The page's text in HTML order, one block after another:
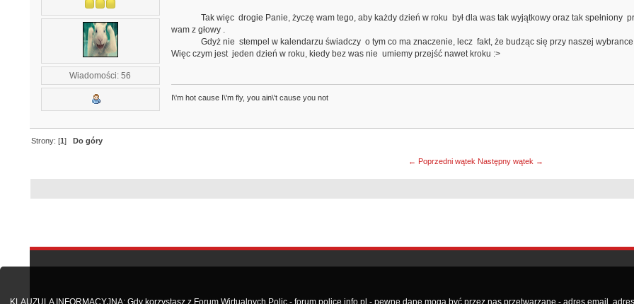
Wiadomości: 56
Tak więc drogie Panie, życzę wam tego, aby każdy dzień w roku był dla was tak wyjątkowy oraz tak spełniony
wam z głowy .
Gdyż nie stempel w kalendarzu świadczy o tym co ma znaczenie, lecz fakt, że budząc się przy naszej wybrance
Więc czym jest jeden dzień w roku, kiedy bez was nie umiemy przejść nawet kroku :>
I\'m hot cause I\'m fly, you ain\'t cause you not
Strony: [1]Do góry
← Poprzedni wątek Następny wątek →
KLAUZULA INFORMACYJNA: Gdy korzystasz z Forum Wirtualnych Polic - forum.police.info.pl - pewne dane mogą być przez nas przetwarzane - adres email,